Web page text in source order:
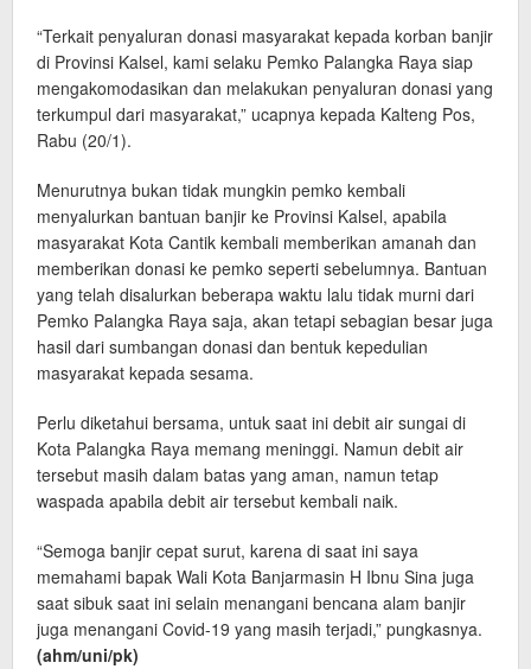
“Terkait penyaluran donasi masyarakat kepada korban banjir
di Provinsi Kalsel, kami selaku Pemko Palangka Raya siap
mengakomodasikan dan melakukan penyaluran donasi yang
terkumpul dari masyarakat,” ucapnya kepada Kalteng Pos,
Rabu (20/1).
Menurutnya bukan tidak mungkin pemko kembali
menyalurkan bantuan banjir ke Provinsi Kalsel, apabila
masyarakat Kota Cantik kembali memberikan amanah dan
memberikan donasi ke pemko seperti sebelumnya. Bantuan
yang telah disalurkan beberapa waktu lalu tidak murni dari
Pemko Palangka Raya saja, akan tetapi sebagian besar juga
hasil dari sumbangan donasi dan bentuk kepedulian
masyarakat kepada sesama.
Perlu diketahui bersama, untuk saat ini debit air sungai di
Kota Palangka Raya memang meninggi. Namun debit air
tersebut masih dalam batas yang aman, namun tetap
waspada apabila debit air tersebut kembali naik.
“Semoga banjir cepat surut, karena di saat ini saya
memahami bapak Wali Kota Banjarmasin H Ibnu Sina juga
saat sibuk saat ini selain menangani bencana alam banjir
juga menangani Covid-19 yang masih terjadi,” pungkasnya.
(ahm/uni/pk)